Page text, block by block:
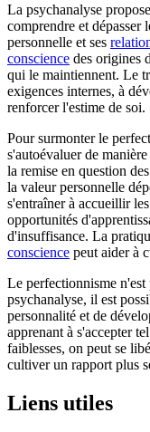
La psychanalyse
comprendre et
personnelle et ses
conscience des origines
qui le maintiennent. Le
exigences internes, à
renforcer l'estime de soi.
Pour surmonter le
s'autoévaluer de
la remise en question
la valeur personnelle
s'entraîner à accueillir
opportunités
d'insuffisance. La
conscience peut aider à
Le perfectionnisme
psychanalyse, il est
personnalité et de
apprenant à s'accepter
faiblesses, on peut se
cultiver un rapport plus
Liens utiles